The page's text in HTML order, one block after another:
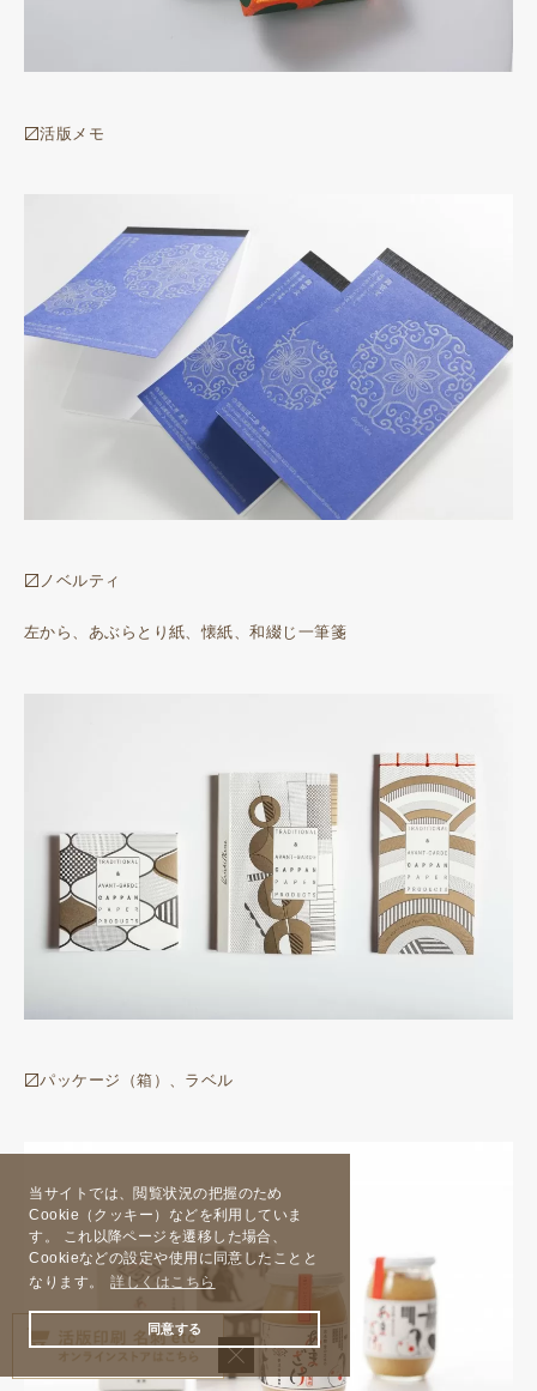
当サイトでは、閲覧状況の把握のため
Cookie（クッキー）などを利用していま
す。 これ以降ページを遷移した場合、
Cookieなどの設定や使用に同意したことと
なります。
詳しくはこちら
同意する
〼活版メモ
〼ノベルティ
左から、あぶらとり紙、懐紙、和綴じ一筆箋
〼パッケージ（箱）、ラベル